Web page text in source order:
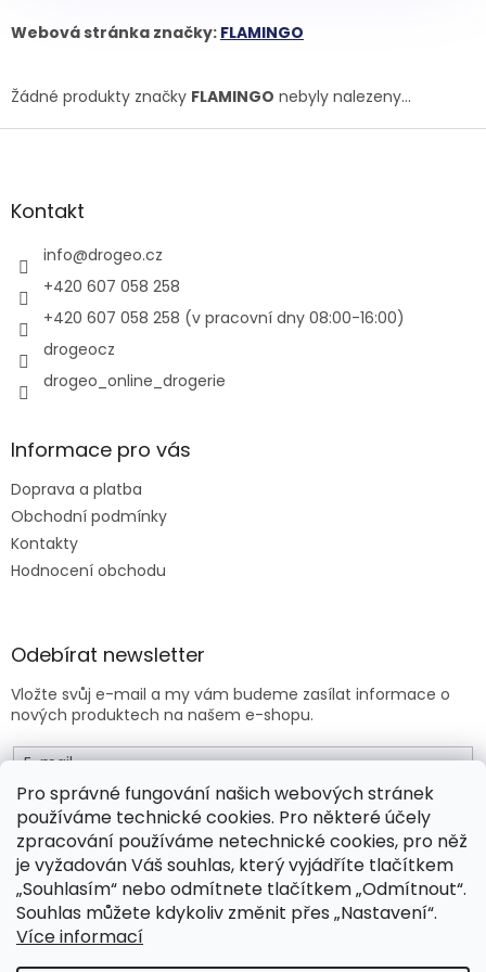
Pro správné fungování našich webových stránek
používáme technické cookies. Pro některé účely
zpracování používáme netechnické cookies, pro něž
je vyžadován Váš souhlas, který vyjádříte tlačítkem
„Souhlasím“ nebo odmítnete tlačítkem „Odmítnout“.
Souhlas můžete kdykoliv změnit přes „Nastavení“.
Více informací
Webová stránka značky: FLAMINGO
Žádné produkty značky FLAMINGO nebyly nalezeny...
Z
aKontakt
info@drogeo.cz
+420 607 058 258
+420 607 058 258 (v pracovní dny 08:00-16:00)
drogeocz
drogeo_online_drogerie
Informace pro vás
Doprava a platba
Obchodní podmínky
Kontakty
Hodnocení obchodu
Odebírat newsletter
Vložte svůj e-mail a my vám budeme zasílat informace o
nových produktech na našem e-shopu.
E-mail
Vložením e-mailu souhlasíte sobchodními podmínkami .
PŘIHLÁSIT SE